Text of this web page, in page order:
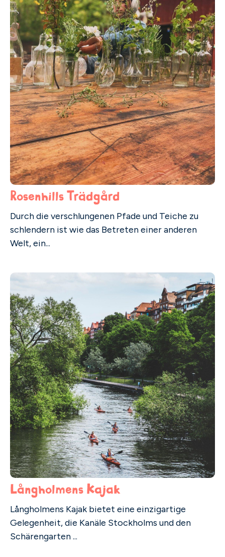
Rosenhills Trädgård
Durch die verschlungenen Pfade und Teiche zu
schlendern ist wie das Betreten einer anderen
Welt, ein...
Långholmens Kajak
Långholmens Kajak bietet eine einzigartige
Gelegenheit, die Kanäle Stockholms und den
Schärengarten ...